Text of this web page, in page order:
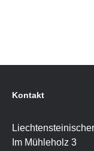
Kontakt
Im Mühleholz 3